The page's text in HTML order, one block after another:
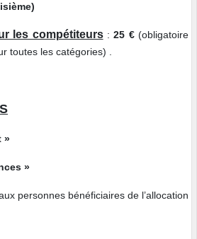
les compétiteurs :25 €(obligatoire
toutes les catégories) .
»
»
personnes bénéficiaires de l’allocation